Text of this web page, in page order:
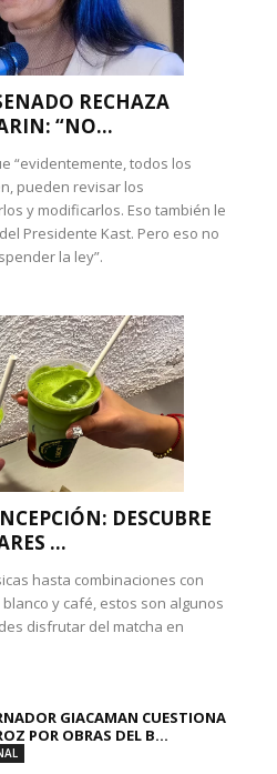
RECHAZA
“NO...
“evidentemente, todos los
pueden revisar los
y modificarlos. Eso también le
Presidente Kast. Pero eso no
la ley”.
DESCUBRE
...
hasta combinaciones con
y café, estos son algunos
disfrutar del matcha en
GIACAMAN CUESTIONA
POR OBRAS DEL B...